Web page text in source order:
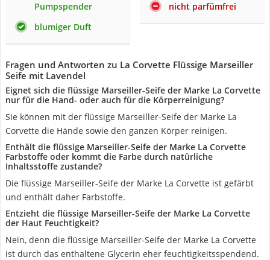
Pumpspender
blumiger Duft
nicht parfümfrei
Fragen und Antworten zu La Corvette Flüssige Marseiller
Seife mit Lavendel
Eignet sich die flüssige Marseiller-Seife der Marke La Corvette
nur für die Hand- oder auch für die Körperreinigung?
Sie können mit der flüssige Marseiller-Seife der Marke La
Corvette die Hände sowie den ganzen Körper reinigen.
Enthält die flüssige Marseiller-Seife der Marke La Corvette
Farbstoffe oder kommt die Farbe durch natürliche
Inhaltsstoffe zustande?
Die flüssige Marseiller-Seife der Marke La Corvette ist gefärbt
und enthält daher Farbstoffe.
Entzieht die flüssige Marseiller-Seife der Marke La Corvette
der Haut Feuchtigkeit?
Nein, denn die flüssige Marseiller-Seife der Marke La Corvette
ist durch das enthaltene Glycerin eher feuchtigkeitsspendend.